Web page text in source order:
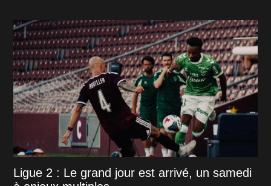
Ligue 2 : Le grand jour est arrivé, un samedi